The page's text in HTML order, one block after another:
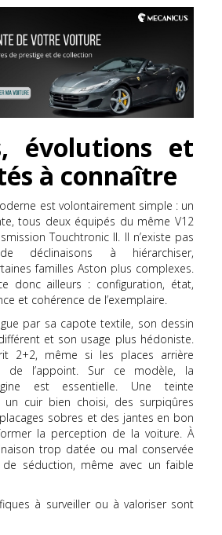
évolutions et
à connaître
est volontairement simple : un
tous deux équipés du même V12
Touchtronic II. Il n’existe pas
déclinaisons à hiérarchiser,
familles Aston plus complexes.
donc ailleurs : configuration, état,
et cohérence de l’exemplaire.
par sa capote textile, son dessin
et son usage plus hédoniste.
2+2, même si les places arrière
de l’appoint. Sur ce modèle, la
est essentielle. Une teinte
un cuir bien choisi, des surpiqûres
sobres et des jantes en bon
la perception de la voiture. À
trop datée ou mal conservée
séduction, même avec un faible
à surveiller ou à valoriser sont